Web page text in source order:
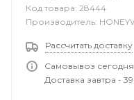
Код товара: 28444
Производитель:
Рассчитать доставку
Самовывоз
Доставка завтра -